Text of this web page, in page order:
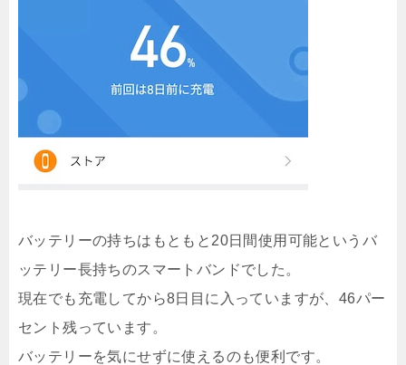
バッテリーの持ちはもともと20日間使用可能というバ
ッテリー長持ちのスマートバンドでした。
現在でも充電してから8日目に入っていますが、46パー
セント残っています。
バッテリーを気にせずに使えるのも便利です。